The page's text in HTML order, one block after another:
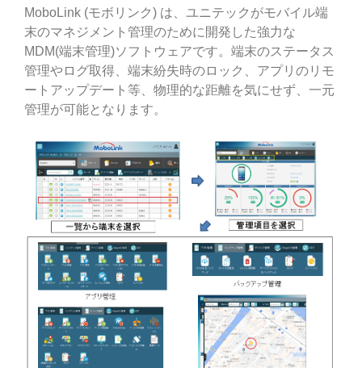
MoboLink (モボリンク) は、ユニテックがモバイル端
末のマネジメント管理のために開発した強力な
MDM(端末管理)ソフトウェアです。端末のステータス
管理やログ取得、端末紛失時のロック、アプリのリモ
ートアップデート等、物理的な距離を気にせず、一元
管理が可能となります。